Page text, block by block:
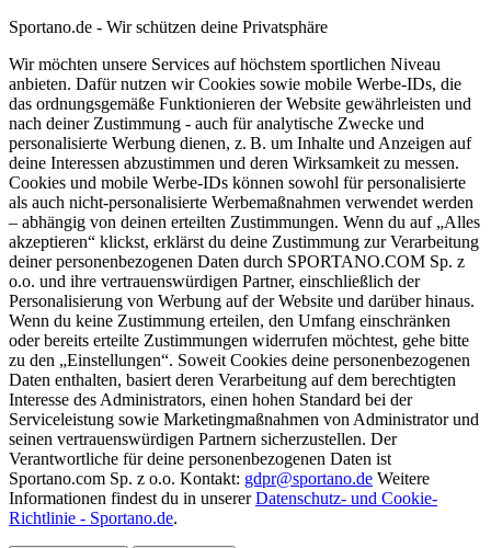
Sportano.de - Wir schützen deine Privatsphäre
Wir möchten unsere Services auf höchstem sportlichen Niveau
anbieten. Dafür nutzen wir Cookies sowie mobile Werbe-IDs, die
das ordnungsgemäße Funktionieren der Website gewährleisten und
nach deiner Zustimmung - auch für analytische Zwecke und
personalisierte Werbung dienen, z. B. um Inhalte und Anzeigen auf
deine Interessen abzustimmen und deren Wirksamkeit zu messen.
Cookies und mobile Werbe-IDs können sowohl für personalisierte
als auch nicht-personalisierte Werbemaßnahmen verwendet werden
– abhängig von deinen erteilten Zustimmungen. Wenn du auf „Alles
akzeptieren“ klickst, erklärst du deine Zustimmung zur Verarbeitung
deiner personenbezogenen Daten durch SPORTANO.COM Sp. z
o.o. und ihre vertrauenswürdigen Partner, einschließlich der
Personalisierung von Werbung auf der Website und darüber hinaus.
Wenn du keine Zustimmung erteilen, den Umfang einschränken
oder bereits erteilte Zustimmungen widerrufen möchtest, gehe bitte
zu den „Einstellungen“. Soweit Cookies deine personenbezogenen
Daten enthalten, basiert deren Verarbeitung auf dem berechtigten
Interesse des Administrators, einen hohen Standard bei der
Serviceleistung sowie Marketingmaßnahmen von Administrator und
seinen vertrauenswürdigen Partnern sicherzustellen. Der
Verantwortliche für deine personenbezogenen Daten ist
Sportano.com Sp. z o.o. Kontakt: gdpr@sportano.de Weitere
Informationen findest du in unsererDatenschutz- und Cookie-
Richtlinie - Sportano.de.